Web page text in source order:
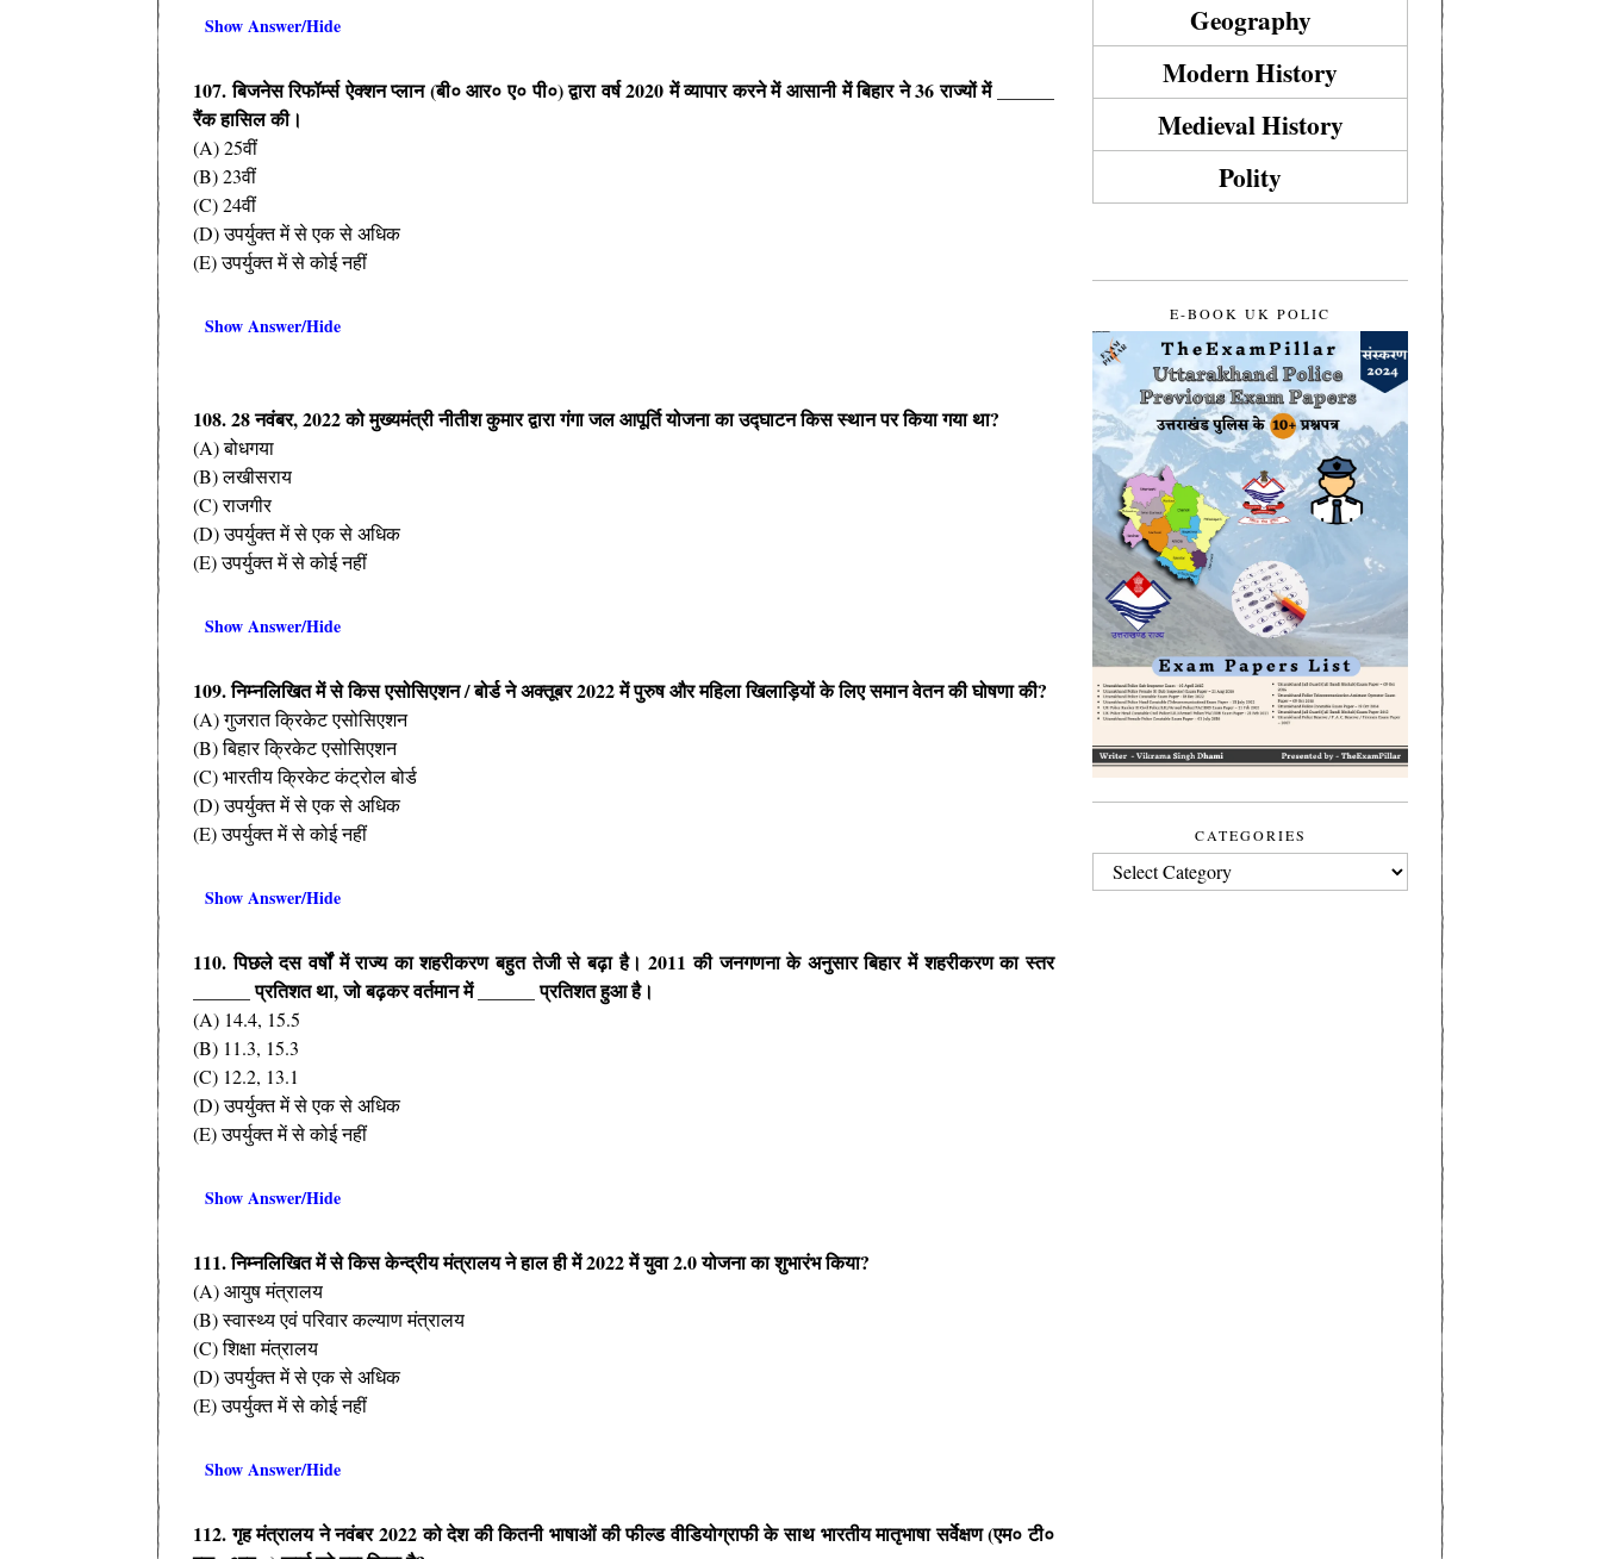
Show Answer/Hide
107. बिजनेस रिफॉर्म्स ऐक्शन प्लान (बी० आर० ए० पी०) द्वारा वर्ष 2020 में व्यापार करने में आसानी में बिहार ने 36 राज्यों में ______
रैंक हासिल की।
(A) 25वीं
(B) 23वीं
(C) 24वीं
(D) उपर्युक्त में से एक से अधिक
(E) उपर्युक्त में से कोई नहीं
Show Answer/Hide
108. 28 नवंबर, 2022 को मुख्यमंत्री नीतीश कुमार द्वारा गंगा जल आपूर्ति योजना का उद्घाटन किस स्थान पर किया गया था?
(A) बोधगया
(B) लखीसराय
(C) राजगीर
(D) उपर्युक्त में से एक से अधिक
(E) उपर्युक्त में से कोई नहीं
Show Answer/Hide
109. निम्नलिखित में से किस एसोसिएशन / बोर्ड ने अक्तूबर 2022 में पुरुष और महिला खिलाड़ियों के लिए समान वेतन की घोषणा की?
(A) गुजरात क्रिकेट एसोसिएशन
(B) बिहार क्रिकेट एसोसिएशन
(C) भारतीय क्रिकेट कंट्रोल बोर्ड
(D) उपर्युक्त में से एक से अधिक
(E) उपर्युक्त में से कोई नहीं
Show Answer/Hide
110. पिछले दस वर्षों में राज्य का शहरीकरण बहुत तेजी से बढ़ा है। 2011 की जनगणना के अनुसार बिहार में शहरीकरण का स्तर
______ प्रतिशत था, जो बढ़कर वर्तमान में ______ प्रतिशत हुआ है।
(A) 14.4, 15.5
(B) 11.3, 15.3
(C) 12.2, 13.1
(D) उपर्युक्त में से एक से अधिक
(E) उपर्युक्त में से कोई नहीं
Show Answer/Hide
111. निम्नलिखित में से किस केन्द्रीय मंत्रालय ने हाल ही में 2022 में युवा 2.0 योजना का शुभारंभ किया?
(A) आयुष मंत्रालय
(B) स्वास्थ्य एवं परिवार कल्याण मंत्रालय
(C) शिक्षा मंत्रालय
(D) उपर्युक्त में से एक से अधिक
(E) उपर्युक्त में से कोई नहीं
Show Answer/Hide
112. गृह मंत्रालय ने नवंबर 2022 को देश की कितनी भाषाओं की फील्ड वीडियोग्राफी के साथ भारतीय मातृभाषा सर्वेक्षण (एम० टी०
Geography
Modern History
Medieval History
Polity
E-BOOK UK POLIC
CATEGORIES
CATEGORIES